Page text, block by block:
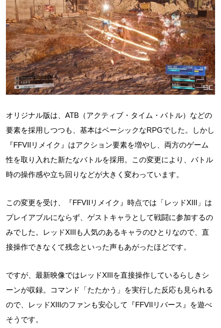
オリジナル版は、ATB（アクティブ・タイム・バトル）などの
要素を採用しつつも、基本はベーシックなRPGでした。しかし
『FFVIIリメイク』はアクション要素を増やし、両方のゲーム
性を取り入れた新たなバトルを採用。この変更により、バトル
時の操作感や立ち回りなどが大きく変わっています。
この変更を受け、『FFVIIリメイク』時点では「レッドXIII」は
プレイアブルにならず、ゲストキャラとして戦闘に参加するの
みでした。レッドXIIIも人気のあるキャラのひとりなので、直
接操作できなくて残念といった声もあがったほどです。
ですが、最新映像ではレッドXIIIを直接操作しているらしきシ
ーンが収録。コマンド「たたかう」を実行した反応も見られる
ので、レッドXIIIのファンも安心して『FFVIIリバース』を遊べ
そうです。